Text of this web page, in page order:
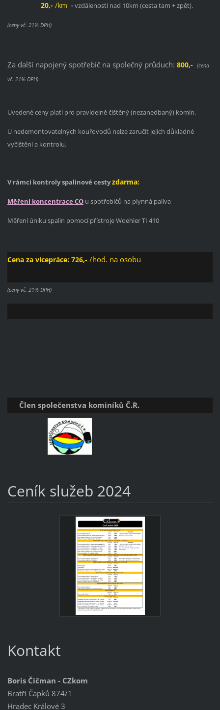
20,- /km -vzdálenosti nad 10km (cesta tam + zpět).
(ceny vč. 21% DPH)
Za další napojený spotřebič na společný průduch: 800,- (cena
vč. 21% DPH)
Uvedené ceny platí pro pravidelně čištěný (nezanedbaný) komín.
U nedemontovatelných kouřovodů nelze zaručit jejich důkladné
vyčištění a kontrolu.
V rámci kontroly spalinové cestyzdarma:
Měření koncentrace COu spotřebičů na plynná paliva
Měření úniku spalin pomocí přístroje Woehler TI 410
Cena za vícepráce: 726,- /hod. na osobu
(ceny vč. 21% DPH)
Člen společenstva kominíků Č.R.
Ceník služeb 2024
Kontakt
Boris Čičman - CZkom
Bratří Čapků 874/1
Hradec Králové 3